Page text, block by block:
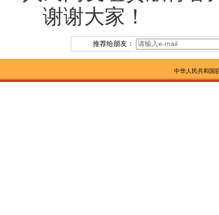
谢谢大家！
推荐给朋友：
中华人民共和国